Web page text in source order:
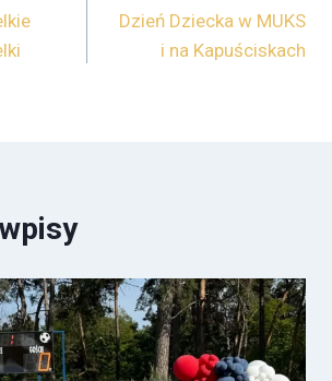
Dzień Dziecka w MUKS
i na Kapuściskach